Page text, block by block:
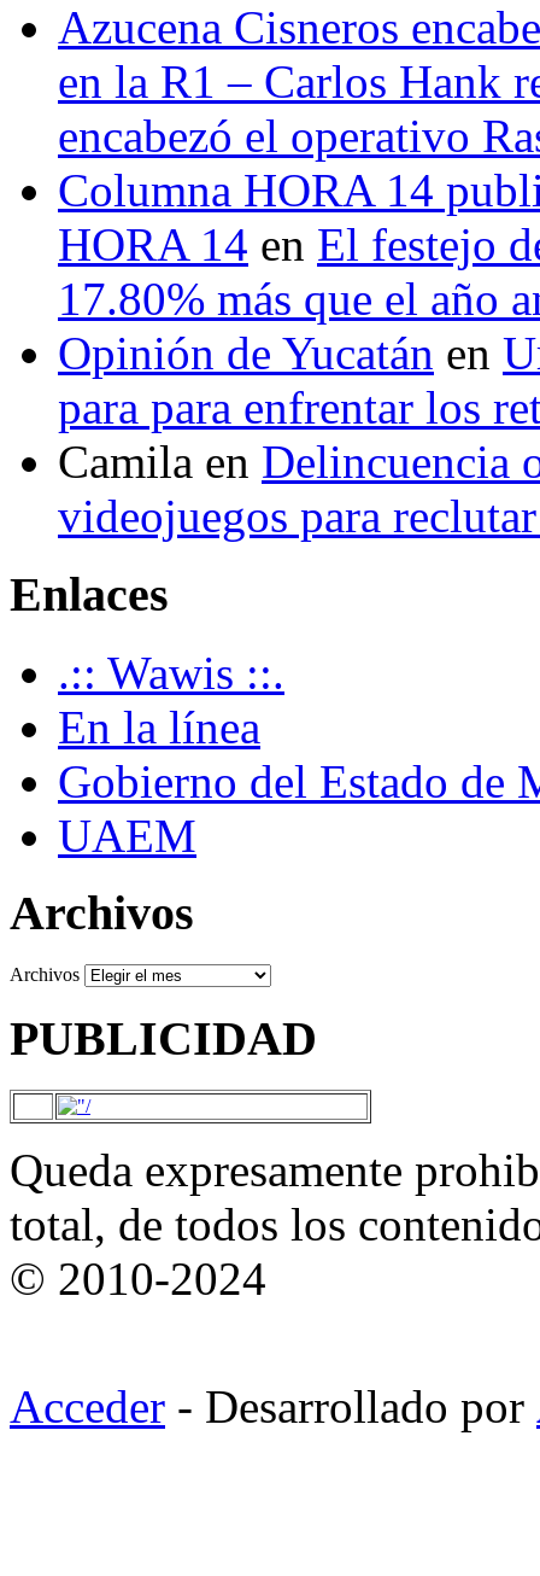
Azucena Cisneros
en la R1 – Carlos Hank
encabezó el operativo
Columna HORA 14
HORA 14 en El festejo
17.80% más que el año
Opinión de Yucatán en
para para enfrentar los
Camila en Delincuencia
videojuegos para
Enlaces
.:: Wawis ::.
En la línea
Gobierno del Estado de
UAEM
Archivos
Archivos
PUBLICIDAD
Queda expresamente
total, de todos los
© 2010-2024
Acceder - Desarrollado por